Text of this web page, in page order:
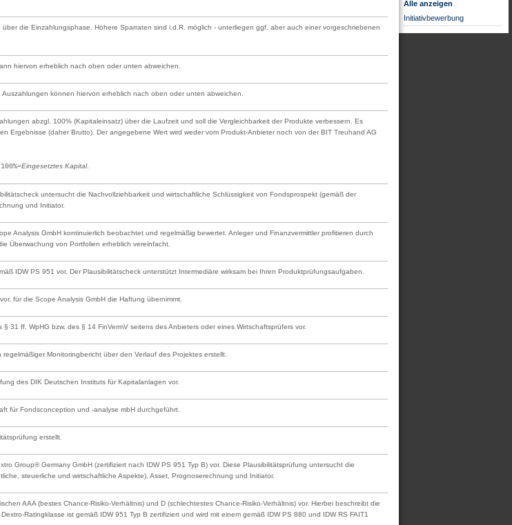
Alle anzeigen
Initiativbewerbung
die Einzahlungsphase. Höhere Sparraten sind i.d.R. möglich - unterliegen ggf. aber auch einer vorgeschriebenen
hiervon erheblich nach oben oder unten abweichen.
können hiervon erheblich nach oben oder unten abweichen.
abzgl. 100% (Kapitaleinsatz) über die Laufzeit und soll die Vergleichbarkeit der Produkte verbessern. Es
Ergebnisse (daher Brutto). Der angegebene Wert wird weder vom Produkt-Anbieter noch von der BIT Treuhand AG
100%=Eingesetztes Kapital.
untersucht die Nachvollziehbarkeit und wirtschaftliche Schlüssigkeit von Fondsprospekt (gemäß der
und Initiator.
Analysis GmbH kontinuierlich beobachtet und regelmäßig bewertet. Anleger und Finanzvermittler profitieren durch
Überwachung von Portfolien erheblich vereinfacht.
IDW PS 951 vor. Der Plausibilitätscheck unterstützt Intermediäre wirksam bei Ihren Produktprüfungsaufgaben.
für die Scope Analysis GmbH die Haftung übernimmt.
31 ff. WpHG bzw. des § 14 FinVermV seitens des Anbieters oder eines Wirtschaftsprüfers vor.
Monitoringbericht über den Verlauf des Projektes erstellt.
des DIK Deutschen Instituts für Kapitalanlagen vor.
für Fondsconception und -analyse mbH durchgeführt.
erstellt.
Group® Germany GmbH (zertifiziert nach IDW PS 951 Typ B) vor. Diese Plausibilitätsprüfung untersucht die
steuerliche und wirtschaftliche Aspekte), Asset, Prognoserechnung und Initiator.
AAA (bestes Chance-Risiko-Verhältnis) und D (schlechtestes Chance-Risiko-Verhältnis) vor. Hierbei beschreibt die
Ratingklasse ist gemäß IDW 951 Typ B zertifiziert und wird mit einem gemäß IDW PS 880 und IDW RS FAIT1